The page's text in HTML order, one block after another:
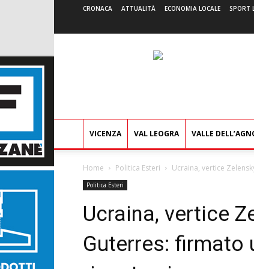
CRONACA ATTUALITÀ ECONOMIA LOCALE SPORT
VICENZA VAL LEOGRA VALLE
Home Politica Esteri Ucraina, vertice
Politica Esteri
Ucraina, vertice
Guterres: firmato